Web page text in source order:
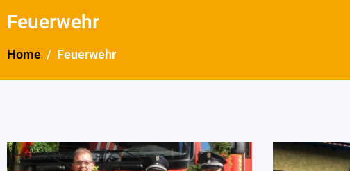
Feuerwehr
Home Feuerwehr